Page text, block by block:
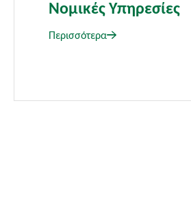
Νομικές Υπηρεσίες
Περισσότερα